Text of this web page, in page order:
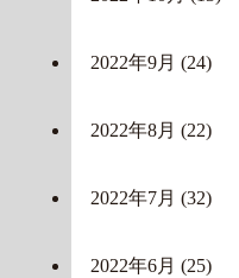
2022年9月 (24)
2022年8月 (22)
2022年7月 (32)
2022年6月 (25)